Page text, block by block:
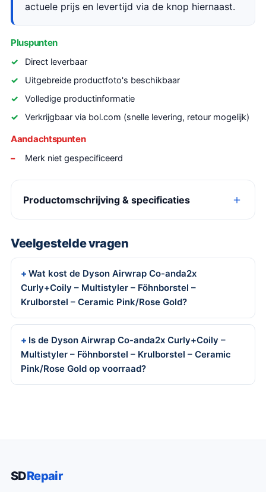
actuele prijs en levertijd via de knop hiernaast.
Pluspunten
Direct leverbaar
Uitgebreide productfoto's beschikbaar
Volledige productinformatie
Verkrijgbaar via bol.com (snelle levering, retour mogelijk)
Aandachtspunten
Merk niet gespecificeerd
Productomschrijving & specificaties
Veelgestelde vragen
Wat kost de Dyson Airwrap Co-anda2x
Curly+Coily – Multistyler – Föhnborstel –
Krulborstel – Ceramic Pink/Rose Gold?
Is de Dyson Airwrap Co-anda2x Curly+Coily –
Multistyler – Föhnborstel – Krulborstel – Ceramic
Pink/Rose Gold op voorraad?
SDRepair